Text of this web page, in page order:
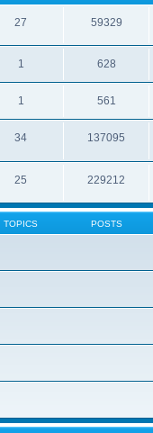
27 59329
1 628
1 561
34 137095
25 229212
TOPICS POSTS